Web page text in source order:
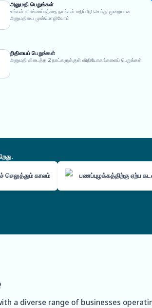
அனுமதி பெறுங்கள்
உங்கள் விண்ணப்பத்தை நாங்கள் மதிப்பீடு செய்து முறையான
அனுமதியை முன்மொழிவோம்
நிதியைப் பெறுங்கள்
அனுமதி கிடைத்த 2 நாட்களுக்குள் விநியோகங்களைப் பெறுங்கள்
செலுத்தும் காலம் பணப்புழக்கத்திற்கு ஏற்ப
a diverse range of businesses